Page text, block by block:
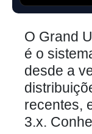
O Grand
é o
desde a
recentes,
3.x.